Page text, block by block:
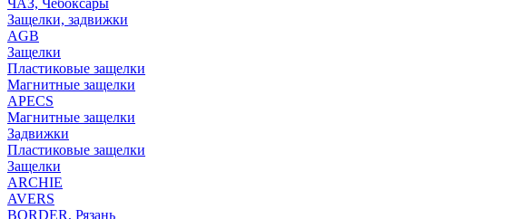
Защелки, задвижки
AGB
Защелки
Пластиковые защелки
Магнитные защелки
APECS
Магнитные защелки
Задвижки
Пластиковые защелки
Защелки
ARCHIE
AVERS
BORDER, Рязань